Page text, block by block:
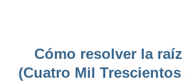
Cómo resolver la raíz
(Cuatro Mil Trescientos